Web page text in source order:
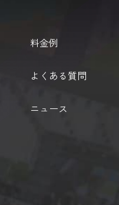
料金例
よくある質問
ニュース